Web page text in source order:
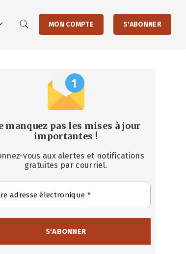
MON COMPTE S'ABONNER
manquez pas les mises à jour
importantes !
vous aux alertes et notifications
gratuites par courriel.